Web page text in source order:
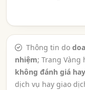
Thông tin do
nhiệm; Trang
không đánh giá
dịch vụ hay giao